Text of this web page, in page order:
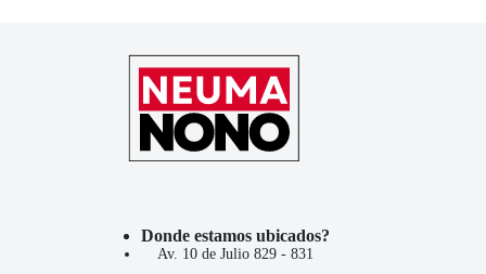
Donde estamos ubicados?
Av. 10 de Julio 829 - 831